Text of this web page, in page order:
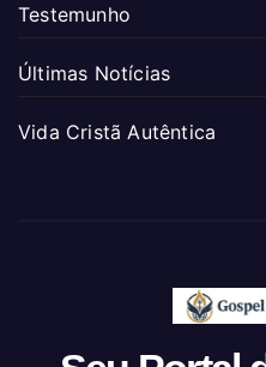
Testemunho
Últimas Notícias
Vida Cristã Autêntica